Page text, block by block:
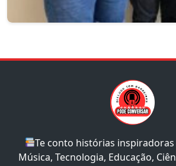
Te conto histórias inspiradoras
Música, Tecnologia, Educação,